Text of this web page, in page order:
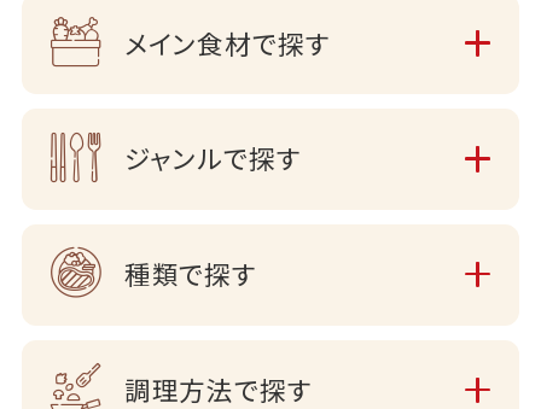
メイン食材で探す
ジャンルで探す
種類で探す
調理方法で探す